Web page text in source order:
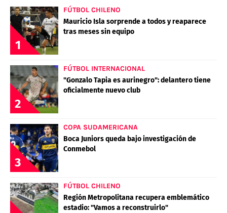
1
FÚTBOL CHILENO
Mauricio Isla sorprende a todos y reaparece
tras meses sin equipo
2
FÚTBOL INTERNACIONAL
"Gonzalo Tapia es aurinegro": delantero tiene
oficialmente nuevo club
3
COPA SUDAMERICANA
Boca Juniors queda bajo investigación de
Conmebol
FÚTBOL CHILENO
Región Metropolitana recupera emblemático
estadio: "Vamos a reconstruirlo"